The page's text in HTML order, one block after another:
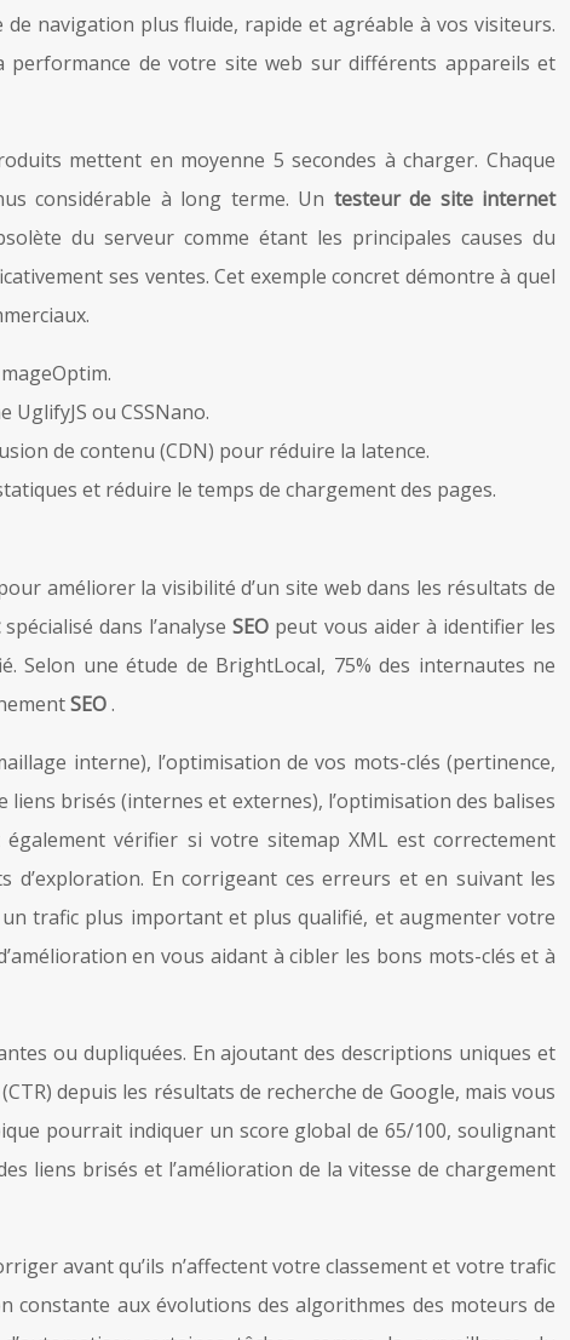
navigation plus fluide, rapide et agréable à vos visiteurs.
performance de votre site web sur différents appareils et
mettent en moyenne 5 secondes à charger. Chaque
considérable à long terme. Un testeur de site internet
du serveur comme étant les principales causes du
ses ventes. Cet exemple concret démontre à quel
ou CSSNano.
de contenu (CDN) pour réduire la latence.
et réduire le temps de chargement des pages.
améliorer la visibilité d’un site web dans les résultats de
spécialisé dans l’analyseSEO peut vous aider à identifier les
une étude de BrightLocal, 75% des internautes ne
SEO.
interne), l’optimisation de vos mots-clés (pertinence,
brisés (internes et externes), l’optimisation des balises
vérifier si votre sitemap XML est correctement
En corrigeant ces erreurs et en suivant les
trafic plus important et plus qualifié, et augmenter votre
en vous aidant à cibler les bons mots-clés et à
ou dupliquées. En ajoutant des descriptions uniques et
depuis les résultats de recherche de Google, mais vous
pourrait indiquer un score global de 65/100, soulignant
liens brisés et l’amélioration de la vitesse de chargement
avant qu’ils n’affectent votre classement et votre trafic
constante aux évolutions des algorithmes des moteurs de